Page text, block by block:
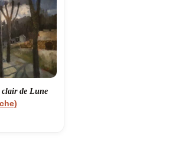
de Lune